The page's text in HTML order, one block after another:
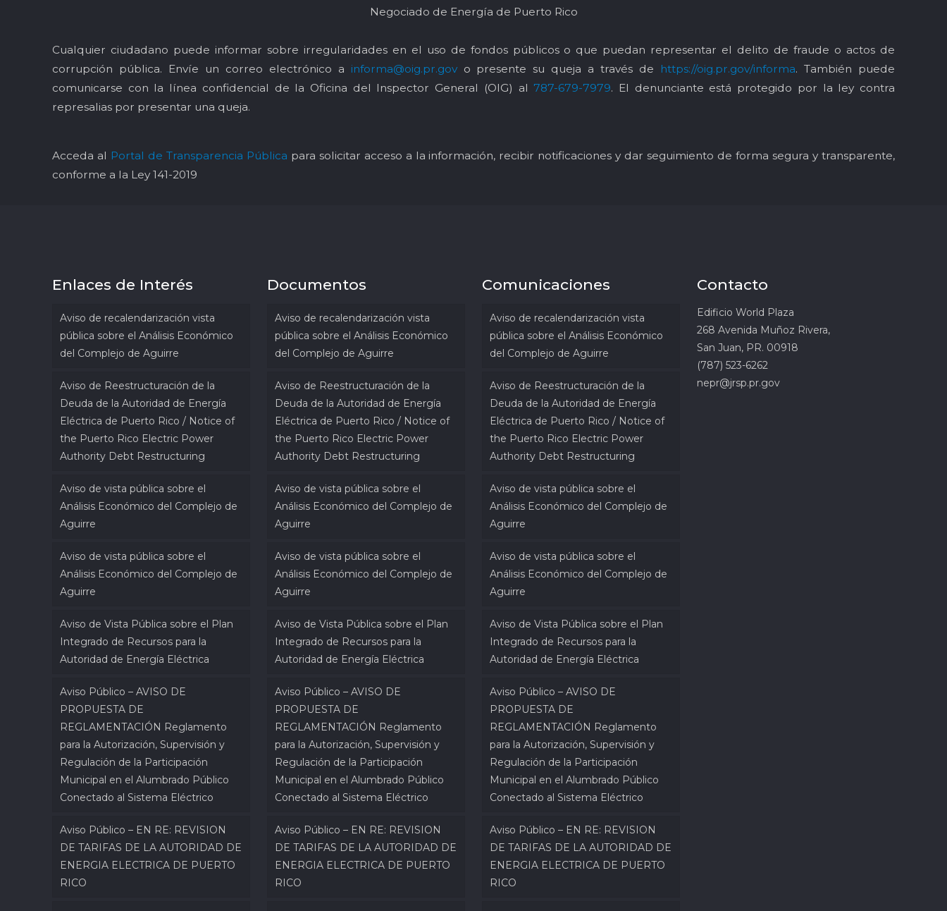
Negociado de Energía de Puerto Rico
Cualquier ciudadano puede informar sobre irregularidades en el uso de fondos públicos o que puedan representar el delito de fraude o actos de
corrupción pública. Envíe un correo electrónico a informa@oig.pr.govo presente su queja a través de https://oig.pr.gov/informa. También puede
comunicarse con la línea confidencial de la Oficina del Inspector General (OIG) al 787-679-7979. El denunciante está protegido por la ley contra
represalias por presentar una queja.
Acceda al Portal de Transparencia Pública para solicitar acceso a la información, recibir notificaciones y dar seguimiento de forma segura y transparente,
conforme a la Ley 141-2019
Enlaces de Interés
Aviso de recalendarización vista
pública sobre el Análisis Económico
del Complejo de Aguirre
Aviso de Reestructuración de la
Deuda de la Autoridad de Energía
Eléctrica de Puerto Rico / Notice of
the Puerto Rico Electric Power
Authority Debt Restructuring
Aviso de vista pública sobre el
Análisis Económico del Complejo de
Aguirre
Aviso de vista pública sobre el
Análisis Económico del Complejo de
Aguirre
Aviso de Vista Pública sobre el Plan
Integrado de Recursos para la
Autoridad de Energía Eléctrica
Aviso Público – AVISO DE
PROPUESTA DE
REGLAMENTACIÓN Reglamento
para la Autorización, Supervisión y
Regulación de la Participación
Municipal en el Alumbrado Público
Conectado al Sistema Eléctrico
Aviso Público – EN RE: REVISION
DE TARIFAS DE LA AUTORIDAD DE
ENERGIA ELECTRICA DE PUERTO
RICO
Documentos
Aviso de recalendarización vista
pública sobre el Análisis Económico
del Complejo de Aguirre
Aviso de Reestructuración de la
Deuda de la Autoridad de Energía
Eléctrica de Puerto Rico / Notice of
the Puerto Rico Electric Power
Authority Debt Restructuring
Aviso de vista pública sobre el
Análisis Económico del Complejo de
Aguirre
Aviso de vista pública sobre el
Análisis Económico del Complejo de
Aguirre
Aviso de Vista Pública sobre el Plan
Integrado de Recursos para la
Autoridad de Energía Eléctrica
Aviso Público – AVISO DE
PROPUESTA DE
REGLAMENTACIÓN Reglamento
para la Autorización, Supervisión y
Regulación de la Participación
Municipal en el Alumbrado Público
Conectado al Sistema Eléctrico
Aviso Público – EN RE: REVISION
DE TARIFAS DE LA AUTORIDAD DE
ENERGIA ELECTRICA DE PUERTO
RICO
Comunicaciones
Aviso de recalendarización vista
pública sobre el Análisis Económico
del Complejo de Aguirre
Aviso de Reestructuración de la
Deuda de la Autoridad de Energía
Eléctrica de Puerto Rico / Notice of
the Puerto Rico Electric Power
Authority Debt Restructuring
Aviso de vista pública sobre el
Análisis Económico del Complejo de
Aguirre
Aviso de vista pública sobre el
Análisis Económico del Complejo de
Aguirre
Aviso de Vista Pública sobre el Plan
Integrado de Recursos para la
Autoridad de Energía Eléctrica
Aviso Público – AVISO DE
PROPUESTA DE
REGLAMENTACIÓN Reglamento
para la Autorización, Supervisión y
Regulación de la Participación
Municipal en el Alumbrado Público
Conectado al Sistema Eléctrico
Aviso Público – EN RE: REVISION
DE TARIFAS DE LA AUTORIDAD DE
ENERGIA ELECTRICA DE PUERTO
RICO
Contacto
Edificio World Plaza
268 Avenida Muñoz Rivera,
San Juan, PR. 00918
(787) 523-6262
nepr@jrsp.pr.gov